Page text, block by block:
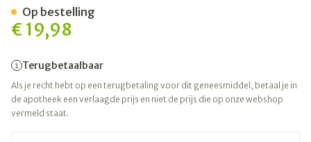
€ 19,98
Terugbetaalbaar
Als je recht hebt op een terugbetaling voor dit geneesmiddel, betaal je in
de apotheek een verlaagde prijs en niet de prijs die op onze webshop
vermeld staat.
Op bestelling